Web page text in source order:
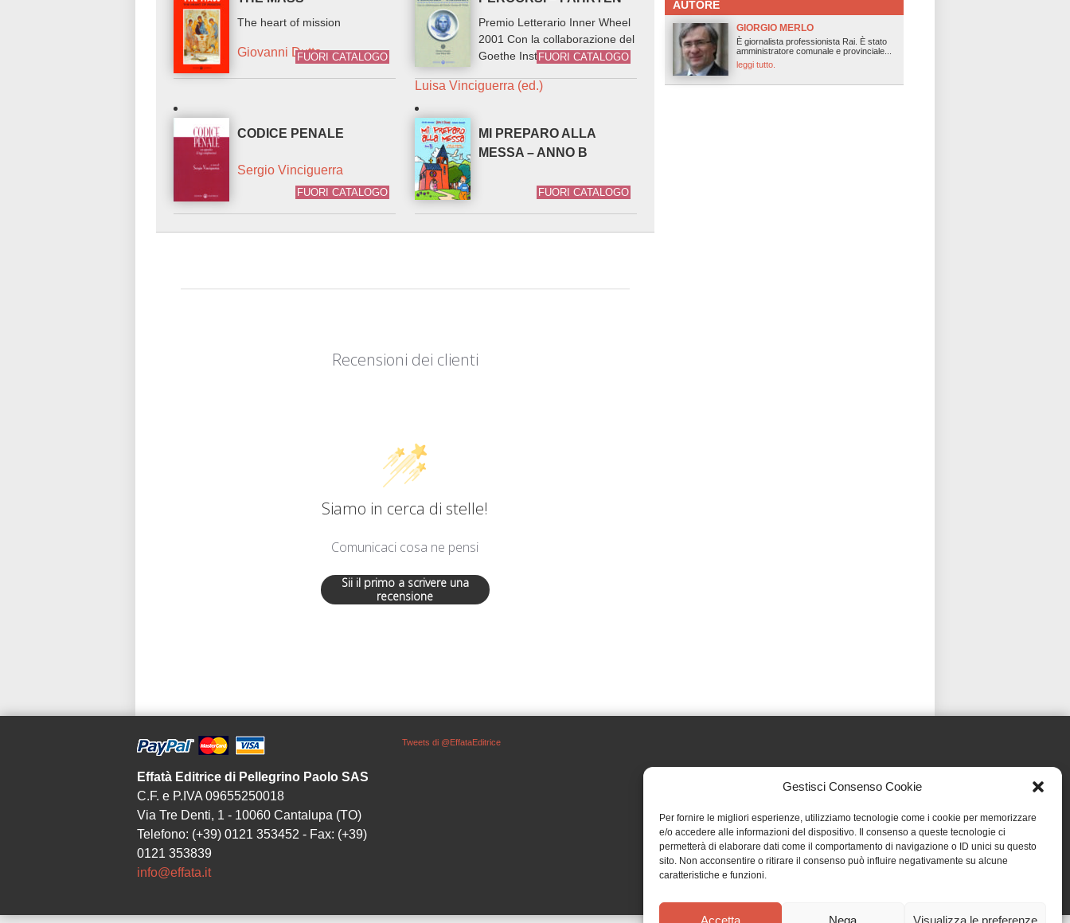
Gestisci Consenso Cookie
Per fornire le migliori esperienze, utilizziamo tecnologie come i cookie per memorizzare
e/o accedere alle informazioni del dispositivo. Il consenso a queste tecnologie ci
permetterà di elaborare dati come il comportamento di navigazione o ID unici su questo
sito. Non acconsentire o ritirare il consenso può influire negativamente su alcune
caratteristiche e funzioni.
Accetta Nega Visualizza le preferenze
AUTORE
GIORGIO MERLO
È giornalista professionista Rai. È stato
amministratore comunale e provinciale...
leggi tutto.
The heart of mission
Giovanni DuttoFUORI CATALOGO
Premio Letterario Inner Wheel
2001 Con la collaborazione del
Goethe Institut di Torino
Luisa Vinciguerra (ed.)
FUORI CATALOGO
CODICE PENALE
Sergio Vinciguerra
FUORI CATALOGO
MI PREPARO ALLA
MESSA – ANNO B
FUORI CATALOGO
Recensioni dei clienti
Siamo in cerca di stelle!
Comunicaci cosa ne pensi
Sii il primo a scrivere una
recensione
Effatà Editrice di Pellegrino Paolo SAS
C.F. e P.IVA 09655250018
Via Tre Denti, 1 - 10060 Cantalupa (TO)
Telefono: (+39) 0121 353452 - Fax: (+39)
0121 353839
info@effata.it
Tweets di @EffataEditrice